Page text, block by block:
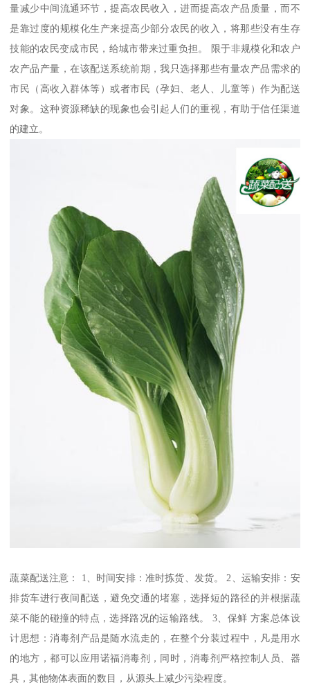
量减少中间流通环节，提高农民收入，进而提高农产品质量，而不
是靠过度的规模化生产来提高少部分农民的收入，将那些没有生存
技能的农民变成市民，给城市带来过重负担。 限于非规模化和农户
农产品产量，在该配送系统前期，我只选择那些有量农产品需求的
市民（高收入群体等）或者市民（孕妇、老人、儿童等）作为配送
对象。这种资源稀缺的现象也会引起人们的重视，有助于信任渠道
的建立。
蔬菜配送注意： 1、时间安排：准时拣货、发货。 2、运输安排：安
排货车进行夜间配送，避免交通的堵塞，选择短的路径的并根据蔬
菜不能的碰撞的特点，选择路况的运输路线。 3、保鲜 方案总体设
计思想：消毒剂产品是随水流走的，在整个分装过程中，凡是用水
的地方，都可以应用诺福消毒剂，同时，消毒剂严格控制人员、器
具，其他物体表面的数目，从源头上减少污染程度。